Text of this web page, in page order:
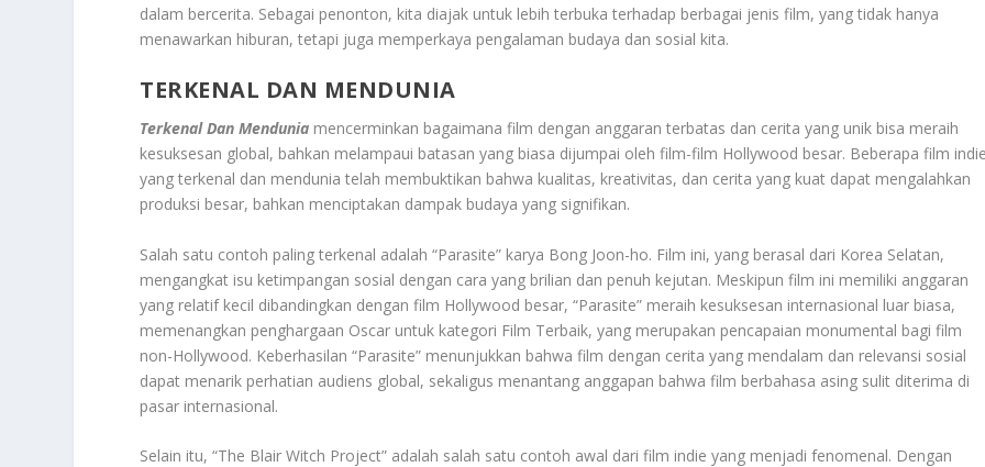
dalam bercerita. Sebagai penonton, kita diajak untuk lebih terbuka terhadap berbagai jenis film, yang tidak hanya
menawarkan hiburan, tetapi juga memperkaya pengalaman budaya dan sosial kita.
TERKENAL DAN MENDUNIA
Terkenal Dan Mendunia mencerminkan bagaimana film dengan anggaran terbatas dan cerita yang unik bisa meraih
kesuksesan global, bahkan melampaui batasan yang biasa dijumpai oleh film-film Hollywood besar. Beberapa film indie
yang terkenal dan mendunia telah membuktikan bahwa kualitas, kreativitas, dan cerita yang kuat dapat mengalahkan
produksi besar, bahkan menciptakan dampak budaya yang signifikan.
Salah satu contoh paling terkenal adalah “Parasite” karya Bong Joon-ho. Film ini, yang berasal dari Korea Selatan,
mengangkat isu ketimpangan sosial dengan cara yang brilian dan penuh kejutan. Meskipun film ini memiliki anggaran
yang relatif kecil dibandingkan dengan film Hollywood besar, “Parasite” meraih kesuksesan internasional luar biasa,
memenangkan penghargaan Oscar untuk kategori Film Terbaik, yang merupakan pencapaian monumental bagi film
non-Hollywood. Keberhasilan “Parasite” menunjukkan bahwa film dengan cerita yang mendalam dan relevansi sosial
dapat menarik perhatian audiens global, sekaligus menantang anggapan bahwa film berbahasa asing sulit diterima di
pasar internasional.
Selain itu, “The Blair Witch Project” adalah salah satu contoh awal dari film indie yang menjadi fenomenal. Dengan